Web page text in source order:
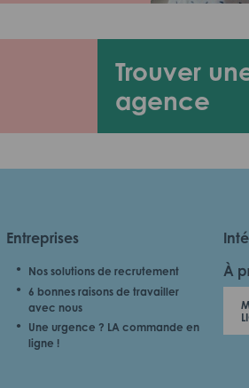
Trouver
agence
Entreprises
Nos solutions de recrutement
6 bonnes raisons de travailler
avec nous
Une urgence ? LA commande en
ligne !
À